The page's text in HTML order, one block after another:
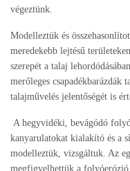
végeztünk.
Modelleztük és
meredekebb lejtésű
szerepét a talaj
merőleges csapadékbarázdák
talajművelés jelentőségét is
A hegyvidéki, bevágódó
kanyarulatokat kialakító és a
modelleztük, vizsgáltuk. Az
megfigyelhettük a